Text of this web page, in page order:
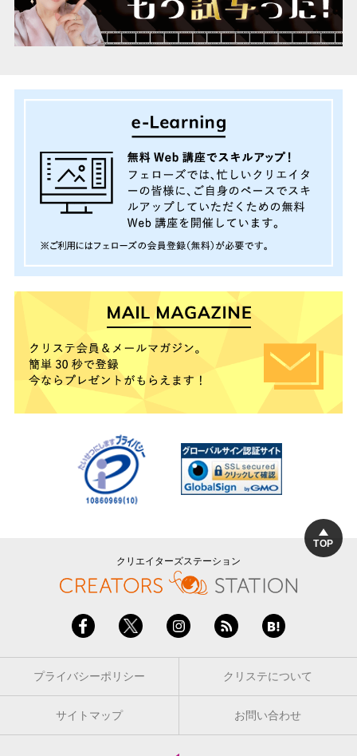
TOP
クリエイターズステーション
プライバシーポリシー クリステについて
サイトマップ お問い合わせ